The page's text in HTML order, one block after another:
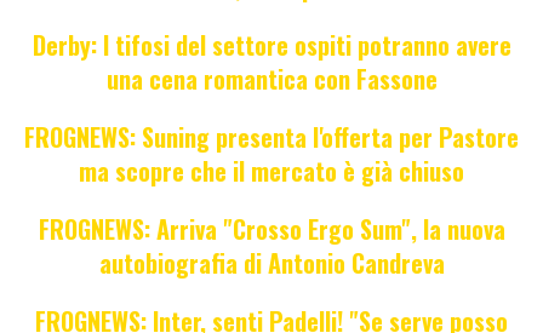
Derby: I tifosi del settore ospiti potranno avere
una cena romantica con Fassone
FROGNEWS: Suning presenta l'offerta per Pastore
ma scopre che il mercato è già chiuso
FROGNEWS: Arriva "Crosso Ergo Sum", la nuova
autobiografia di Antonio Candreva
FROGNEWS: Inter, senti Padelli! "Se serve posso